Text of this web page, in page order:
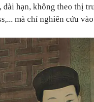
dài hạn, không theo thị
mà chỉ nghiên cứu